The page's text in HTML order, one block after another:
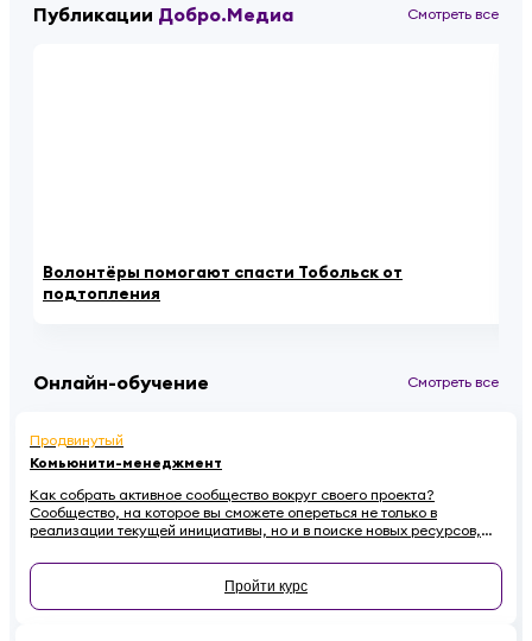
Публикации Добро.Медиа Смотреть все
Волонтёры помогают спасти Тобольск от
подтопления
Онлайн-обучение Смотреть все
Продвинутый
Комьюнити-менеджмент
Как собрать активное сообщество вокруг своего проекта?
Сообщество, на которое вы сможете опереться не только в
реализации текущей инициативы, но и в поиске новых ресурсов,
менеджмента — в этом курсе.
Пройти курс